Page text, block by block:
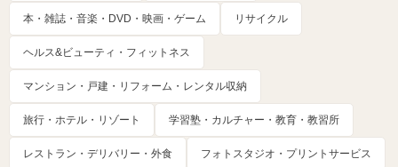
本・雑誌・音楽・DVD・映画・ゲーム リサイクル
ヘルス&ビューティ・フィットネス
マンション・戸建・リフォーム・レンタル収納
旅行・ホテル・リゾート 学習塾・カルチャー・教育・教習所
レストラン・デリバリー・外食 フォトスタジオ・プリントサービス